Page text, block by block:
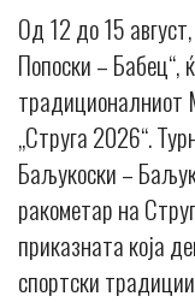
Од 12 до 15
Попоски – Бабец“,
традиционалниот
„Струга 2026“.
Баљукоски –
ракометар на
приказната која
спортски